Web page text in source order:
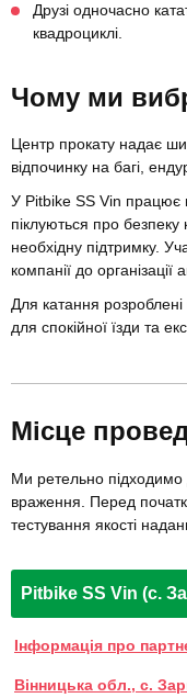
Друзі одночасно
квадроциклі.
Чому ми
Центр прокату надає
відпочинку на багі,
У Pitbike SS Vin працює
піклуються про
необхідну підтримку.
компанії до
Для катання
для спокійної їзди та
Місце
Ми ретельно підходимо
враження. Перед
тестування якості
Pitbike SS Vin (с.
Інформація про
Вінницька обл., с.